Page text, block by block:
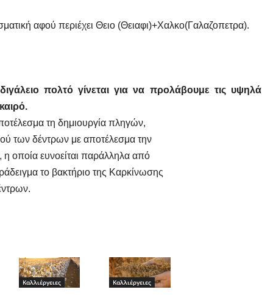
αφού περιέχει Θειο (Θειαφι)+Χαλκο(Γαλαζοπετρα).
πολτό γίνεται για να προλάβουμε τις υψηλά
τη δημιουργία πληγών,
των δέντρων με αποτέλεσμα την
οποία ευνοείται παράλληλα από
το βακτήριο της Καρκίνωσης
Καλλιέργειες Καλλιέργειες